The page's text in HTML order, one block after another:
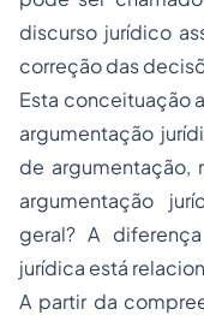
discurso jurídico
correção das
Esta conceituação
argumentação
de argumentação,
argumentação
geral? A
jurídica está
A partir da